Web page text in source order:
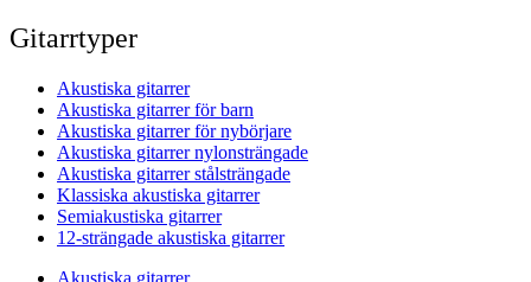
Gitarrtyper
Akustiska gitarrer
Akustiska gitarrer för barn
Akustiska gitarrer för nybörjare
Akustiska gitarrer nylonsträngade
Akustiska gitarrer stålsträngade
Klassiska akustiska gitarrer
Semiakustiska gitarrer
12-strängade akustiska gitarrer
Akustiska gitarrer